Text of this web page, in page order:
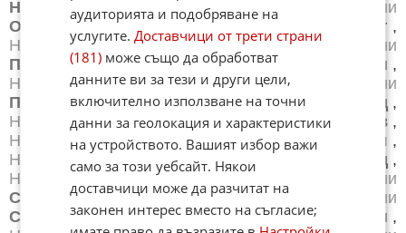
Нова Загора
Новини
Новини
Обзор
,Новини Оборище Омуртаг ,
Новини
Павликени ,Новини Пазарджик
Новини
Перник
,Новини Петрич ,Новини Плевен ,
Новини
Пловдив ,Новини Поморие
Новини
Правец
,Новини Радомир ,Новини Разград ,
Новини
Разлог ,Новини Русе ,Новини Самоков ,
Новини
Сандански ,Новини Сапарева Баня ,
Новини
Свети Влас ,Новини Свиленград ,
Новини
,
Новини
Севлиево ,Новини Силистра
Новини
Симитли ,Новини Сливен , Новини Смолян ,
аудиторията и подобряване на
услугите.Доставчици от трети страни
(181) може също да обработват
данните ви за тези и други цели,
включително използване на точни
данни за геолокация и характеристики
на устройството. Вашият избор важи
само за този уебсайт. Някои
доставчици може да разчитат на
законен интерес вместо на съгласие;